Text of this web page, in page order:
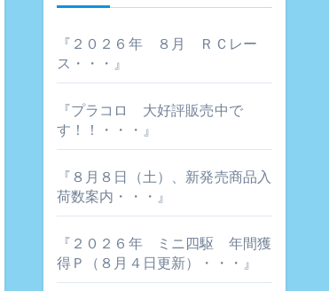
『２０２６年 ８月 ＲＣレー
ス・・・』
『プラコロ 大好評販売中で
す！！・・・』
『８月８日（土）、新発売商品入
荷数案内・・・』
『２０２６年 ミニ四駆 年間獲
得Ｐ（８月４日更新）・・・』